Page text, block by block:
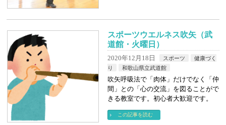
スポーツウエルネス吹矢（武
道館・火曜日）
2020年12月18日 スポーツ
健康づく
り
和歌山県立武道館
吹矢呼吸法で「肉体」だけでなく「仲
間」との「心の交流」を図ることがで
きる教室です。初心者大歓迎です。
この記事を読む